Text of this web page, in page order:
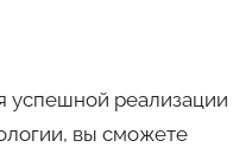
успешной реализации
вы сможете